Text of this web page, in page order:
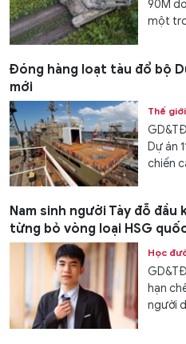
90M
một
Đóng hàng loạt tàu đổ bộ
mới
Thế giới
Dự án
chiến
Nam sinh người Tày đỗ đầu
từng bỏ vòng loại HSG
Học
hạn
người